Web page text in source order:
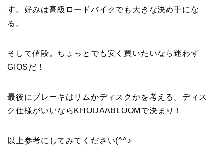
す。好みは高級ロードバイクでも大きな決め手にな
る。
そして値段。ちょっとでも安く買いたいなら迷わず
GIOSだ！
最後にブレーキはリムかディスクかを考える。ディス
ク仕様がいいならKHODAABLOOMで決まり！
以上参考にしてみてください(^^♪